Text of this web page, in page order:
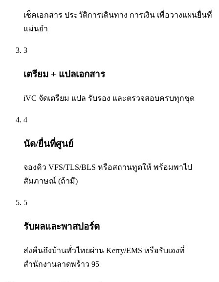
เช็คเอกสาร ประวัติการเดินทาง การเงิน เพื่อวางแผนยื่นที่
แม่นยำ
3
เตรียม + แปลเอกสาร
iVC จัดเตรียม แปล รับรอง และตรวจสอบครบทุกชุด
4
นัด/ยื่นที่ศูนย์
จองคิว VFS/TLS/BLS หรือสถานทูตให้ พร้อมพาไป
สัมภาษณ์ (ถ้ามี)
5
รับผลและพาสปอร์ต
ส่งคืนถึงบ้านทั่วไทยผ่าน Kerry/EMS หรือรับเองที่
สำนักงานลาดพร้าว 95